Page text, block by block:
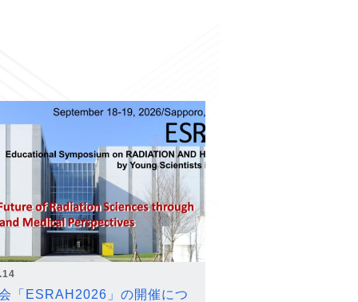
「ESRAH2026」の開催につ